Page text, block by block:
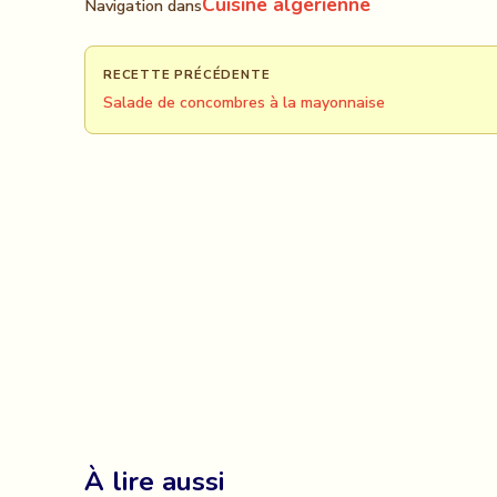
Navigation dans
RECETTE PRÉCÉDENTE
Salade de concombres à la mayonnaise
À lire aussi